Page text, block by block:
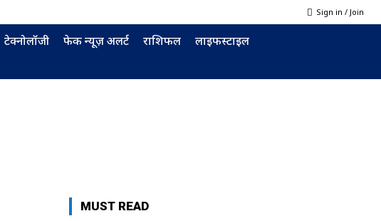
Sign in / Join
टेक्नोलॉजी फेक न्यूज़ अलर्ट राशिफल लाइफस्टाइल
MUST READ